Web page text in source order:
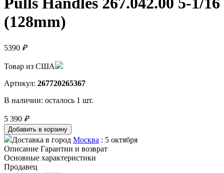
(128mm)
5390 ₽
Товар из США
Артикул: 267720265367
В наличии: осталось 1 шт.
5 390 ₽
Доставка в город Москва : 5 октября
Описание Гарантии и возврат
Основные характеристики
Продавец